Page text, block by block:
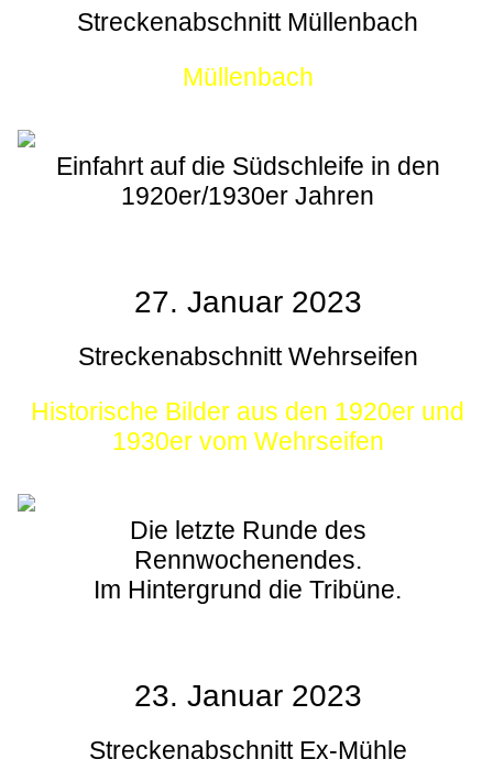
Streckenabschnitt Müllenbach
Müllenbach
Einfahrt auf die Südschleife in den
1920er/1930er Jahren
27. Januar 2023
Streckenabschnitt Wehrseifen
Historische Bilder aus den 1920er und
1930er vom Wehrseifen
Die letzte Runde des
Rennwochenendes.
Im Hintergrund die Tribüne.
23. Januar 2023
Streckenabschnitt Ex-Mühle